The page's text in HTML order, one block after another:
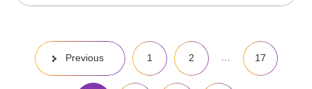
Posts
pagination
Previous 1 2 17